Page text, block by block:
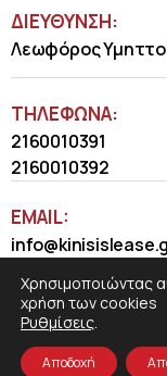
ΔΙΕΥΘΥΝΣΗ:
Λεωφόρος
ΤΗΛΈΦΩΝΑ:
2160010391
2160010392
EMAIL:
Χρησιμοποιώντας
χρήση των cookies
Ρυθμίσεις.
Αποδοχή